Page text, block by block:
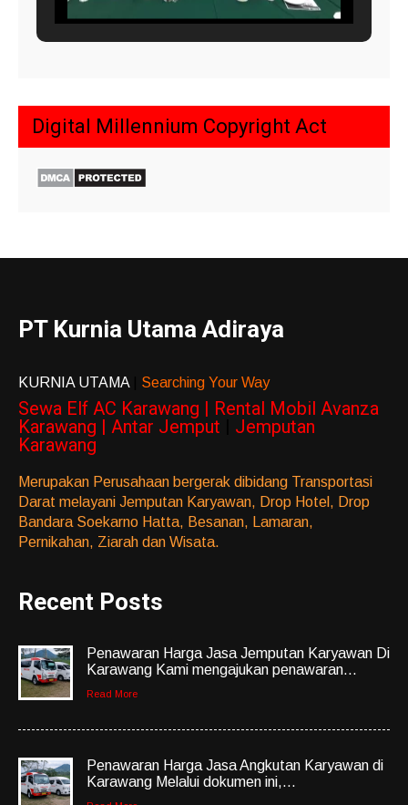
Digital Millennium Copyright Act
PT Kurnia Utama Adiraya
KURNIA UTAMA Searching Your Way
Sewa Elf AC Karawang | Rental Mobil Avanza
Karawang | Antar Jemput
Jemputan
Karawang
Merupakan Perusahaan bergerak dibidang Transportasi
Darat melayani Jemputan Karyawan, Drop Hotel, Drop
Bandara Soekarno Hatta, Besanan, Lamaran,
Pernikahan, Ziarah dan Wisata.
Recent Posts
Penawaran Harga Jasa Jemputan Karyawan Di
Karawang Kami mengajukan penawaran...
Read More
Penawaran Harga Jasa Angkutan Karyawan di
Karawang Melalui dokumen ini,...